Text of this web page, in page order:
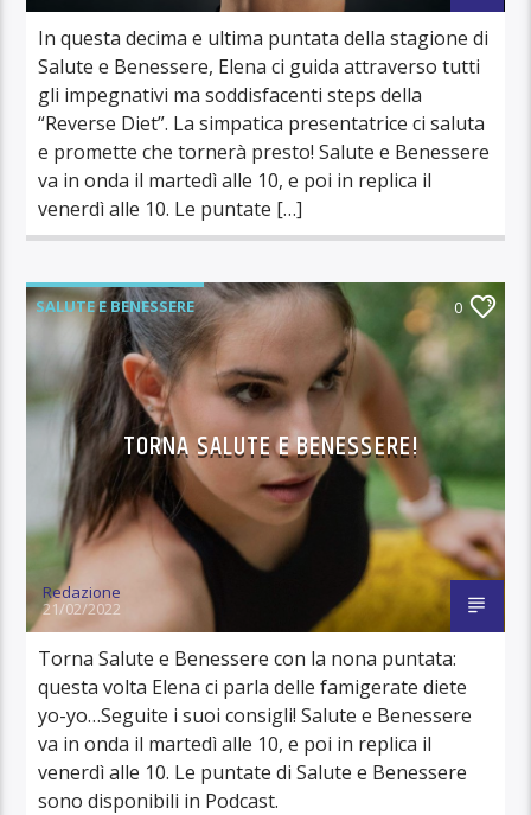
In questa decima e ultima puntata della stagione di
Salute e Benessere, Elena ci guida attraverso tutti
gli impegnativi ma soddisfacenti steps della
“Reverse Diet”. La simpatica presentatrice ci saluta
e promette che tornerà presto! Salute e Benessere
va in onda il martedì alle 10, e poi in replica il
venerdì alle 10. Le puntate […]
SALUTE E BENESSERE 0
TORNA SALUTE E BENESSERE!
Redazione
21/02/2022
Torna Salute e Benessere con la nona puntata:
questa volta Elena ci parla delle famigerate diete
yo-yo…Seguite i suoi consigli! Salute e Benessere
va in onda il martedì alle 10, e poi in replica il
venerdì alle 10. Le puntate di Salute e Benessere
sono disponibili in Podcast.